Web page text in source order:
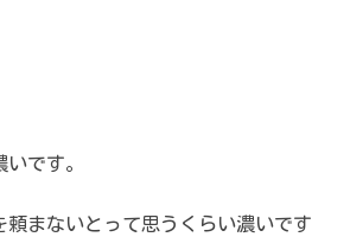
です。
頼まないとって思うくらい濃いです